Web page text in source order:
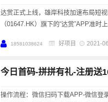
达赏正式上线，雄岸科技加速布局短
（01647.HK）旗下的“达赏”APP准
18581038624 好项目 2021-
今日首码-拼拼有礼-注册送
操作流程：微信扫码下载APP-微信登